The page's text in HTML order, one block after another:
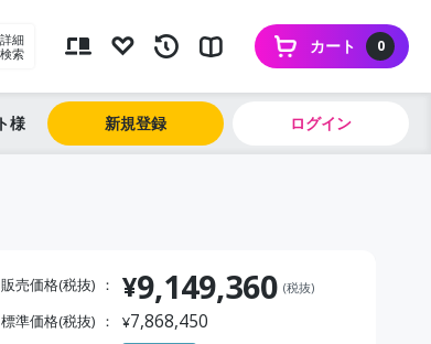
詳細
検索
0
カート
新規登録 ログイン
販売価格(税抜) ¥9,149,360 (税抜)
標準価格(税抜) ¥7,868,450